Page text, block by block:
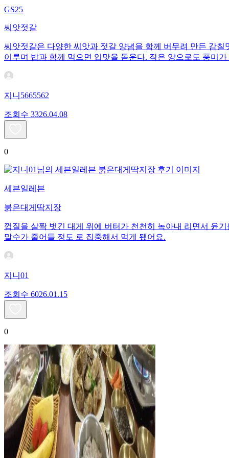
GS25
씨앗젓갈
씨앗젓갈은 다양한 씨앗과 젓갈 양념을 함께 버무려 만든 감
이루며 밥과 함께 먹으면 입맛을 돋운다. 작은 양으로도 풍미
지니5665562
조회수 3326.04.08
0
세븐일레븐
붉은대게딱지장
껍질을 살짝 벗긴 대게 위에 버터가 천천히 녹아내 리면서 윤
말수가 줄어들 정도 로 집중해서 먹게 됐어요.
지니01
조회수 6026.01.15
0